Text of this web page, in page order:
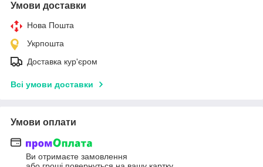
Умови доставки
Нова Пошта
Укрпошта
Доставка кур'єром
Всі умови доставки
Умови оплати
Ви отримаєте замовлення